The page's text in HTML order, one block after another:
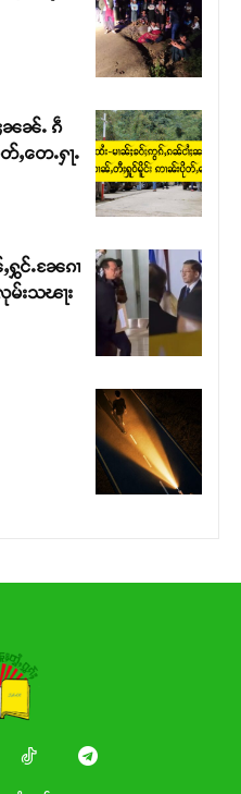
SHAN
ၵူႈတီႈၵူႈလႅၼ်ပေႃးတေၸွ
ယူႇၶႃႈဢေႃႈ။
ၼၼ်ႉ ၵဵ
တေႉႁႃႉ
င်ႉၼႄၵၢ
မ်းသၽႃး